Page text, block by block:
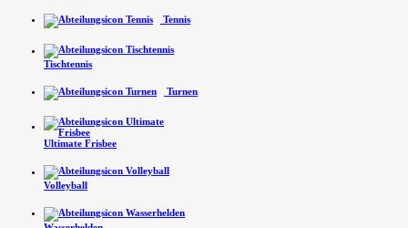
Tennis
Tischtennis
Turnen
Ultimate Frisbee
Volleyball